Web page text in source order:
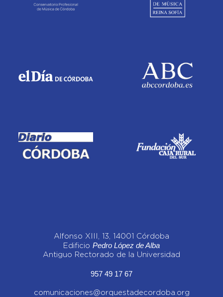
Alfonso XIII, 13, 14001 Córdoba
Edificio Pedro López de Alba
Antiguo Rectorado de la Universidad
957 49 17 67
comunicaciones@orquestadecordoba.org